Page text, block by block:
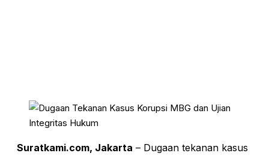
Suratkami.com, Jakarta – Dugaan tekanan kasus